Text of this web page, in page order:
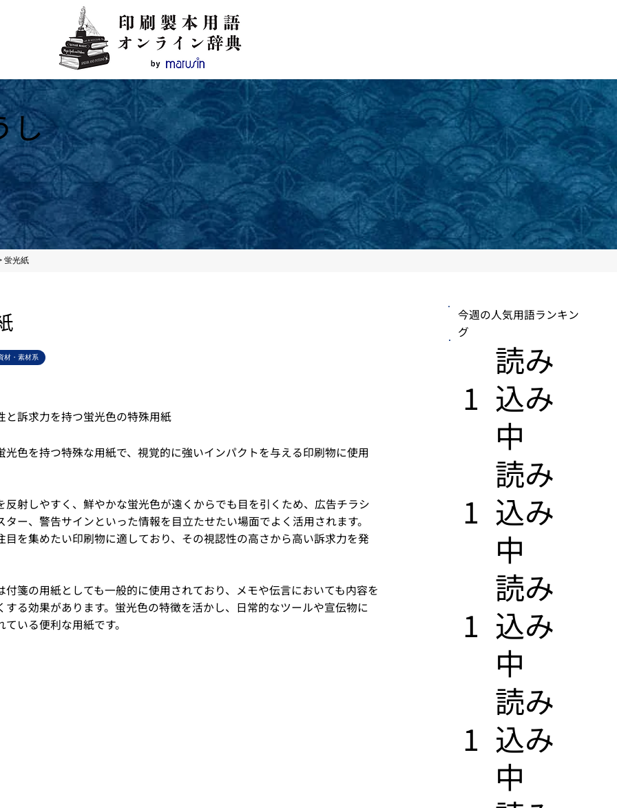
し
蛍光紙
材・素材系
と訴求力を持つ蛍光色の特殊用紙
光色を持つ特殊な用紙で、視覚的に強いインパクトを与える印刷物に使用
反射しやすく、鮮やかな蛍光色が遠くからでも目を引くため、広告チラシ
ター、警告サインといった情報を目立たせたい場面でよく活用されます。
目を集めたい印刷物に適しており、その視認性の高さから高い訴求力を発
付箋の用紙としても一般的に使用されており、メモや伝言においても内容を
する効果があります。蛍光色の特徴を活かし、日常的なツールや宣伝物に
いる便利な用紙です。
今週の人気用語ランキン
グ
1
​読み
込み
中
1
​読み
込み
中
1
​読み
込み
中
1
​読み
込み
中